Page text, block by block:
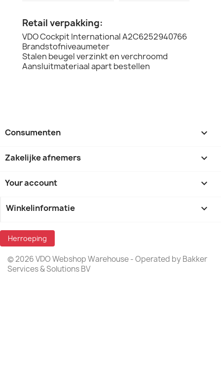
Retail verpakking:
VDO Cockpit International A2C6252940766
Brandstofniveaumeter
Stalen beugel verzinkt en verchroomd
Aansluitmateriaal apart bestellen
Consumenten 
Zakelijke afnemers 
Your account 
Winkelinformatie keyboard_arrow_down
Herroeping
© 2026 VDO Webshop Warehouse - Operated by Bakker
Services & Solutions BV